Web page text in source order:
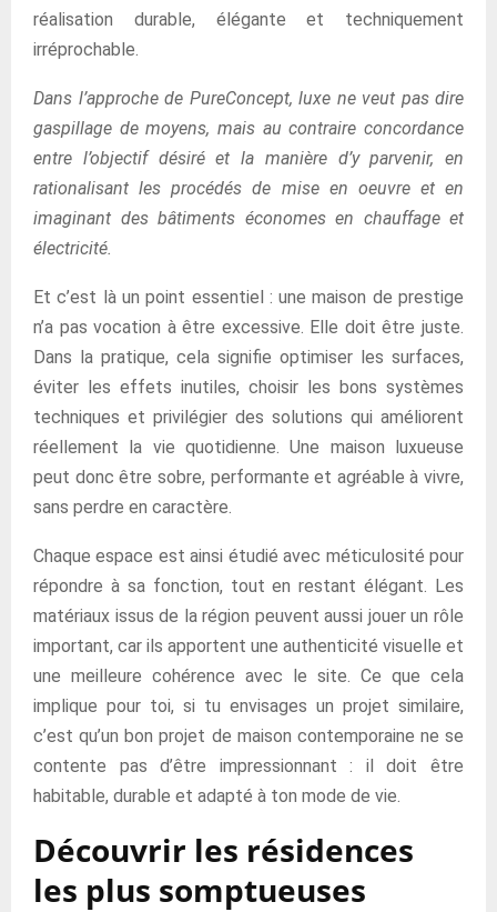
réalisation durable, élégante et techniquement
irréprochable.
Dans l’approche de PureConcept, luxe ne veut pas dire
gaspillage de moyens, mais au contraire concordance
entre l’objectif désiré et la manière d’y parvenir, en
rationalisant les procédés de mise en oeuvre et en
imaginant des bâtiments économes en chauffage et
électricité.
Et c’est là un point essentiel : une maison de prestige
n’a pas vocation à être excessive. Elle doit être juste.
Dans la pratique, cela signifie optimiser les surfaces,
éviter les effets inutiles, choisir les bons systèmes
techniques et privilégier des solutions qui améliorent
réellement la vie quotidienne. Une maison luxueuse
peut donc être sobre, performante et agréable à vivre,
sans perdre en caractère.
Chaque espace est ainsi étudié avec méticulosité pour
répondre à sa fonction, tout en restant élégant. Les
matériaux issus de la région peuvent aussi jouer un rôle
important, car ils apportent une authenticité visuelle et
une meilleure cohérence avec le site. Ce que cela
implique pour toi, si tu envisages un projet similaire,
c’est qu’un bon projet de maison contemporaine ne se
contente pas d’être impressionnant : il doit être
habitable, durable et adapté à ton mode de vie.
Découvrir les résidences
les plus somptueuses